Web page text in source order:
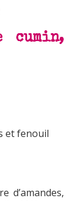
cumin,
et fenouil
d’amandes,